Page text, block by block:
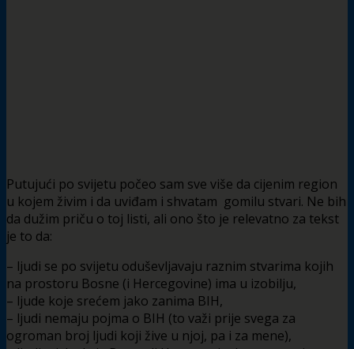
Putujući po svijetu počeo sam sve više da cijenim region
u kojem živim i da uviđam i shvatam gomilu stvari. Ne bih
da dužim priču o toj listi, ali ono što je relevatno za tekst
je to da:
– ljudi se po svijetu oduševljavaju raznim stvarima kojih
na prostoru Bosne (i Hercegovine) ima u izobilju,
– ljude koje srećem jako zanima BIH,
– ljudi nemaju pojma o BIH (to važi prije svega za
ogroman broj ljudi koji žive u njoj, pa i za mene),